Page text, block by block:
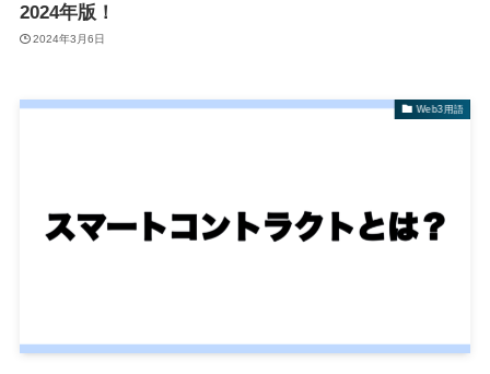
2024年版！
2024年3月6日
Web3用語